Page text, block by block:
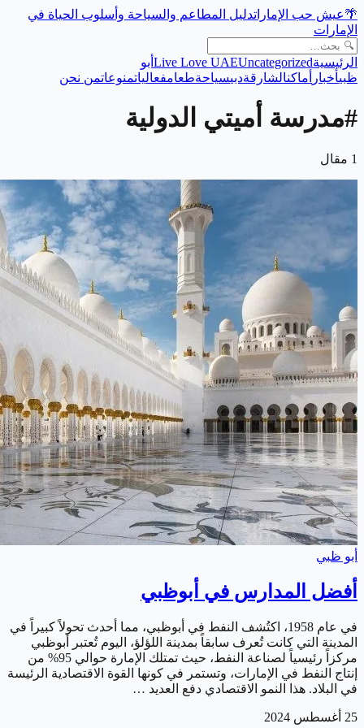
🌴عيش حب الإماراتدليل المطاعم والسياحة وأسلوب الحياة في
الإمارات
الرئيسية Live Love UAEUncategorized
أبو
ظبيأخبار أماكنالشارقةدبيسياحةطعامفعالياتمنوعاتمن نحن
#مدرسة أميتي الدولية
1 مقال
أبو ظبي
أفضل المدارس في أبوظبي
في عام 1958، اكتُشف النفط في أبوظبي، مما أحدث تحولاً كبيراً في
المدينة التي كانت تُعرف سابقاً بمدينة اللؤلؤ، اليوم تُعتبر أبوظبي
مركزاً رئيسياً لصناعة النفط، حيث تمتلك الإمارة حوالي 95% من
إنتاج النفط في الإمارات، وتستمر في كونها القوة الاقتصادية الرئيسة
في البلاد. هذا النمو الاقتصادي دفع العديد …
25 أغسطس 2024